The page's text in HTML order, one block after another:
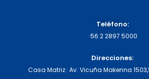
Teléfono:
·56 2 2897 5000
Direcciones:
Casa Matriz:· Av. Vicuña Makenna 1503,